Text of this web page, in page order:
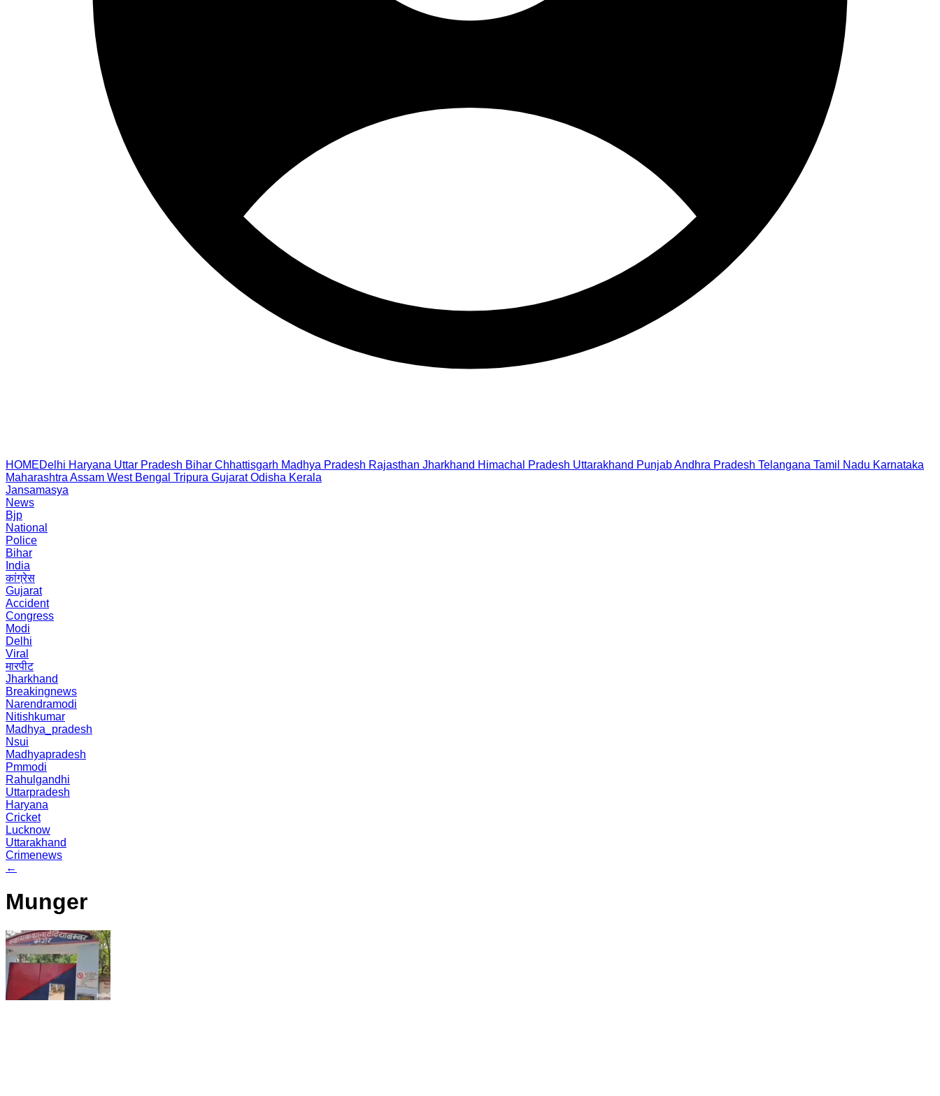
HOMEDelhi Haryana Uttar Pradesh Bihar Chhattisgarh Madhya Pradesh Rajasthan Jharkhand Himachal Pradesh Uttarakhand PunjabAndhra Pradesh Telangana Tamil Nadu Karnataka
Maharashtra Assam West Bengal Tripura Gujarat Odisha Kerala
Jansamasya
News
Bjp
National
Police
Bihar
India
कांग्रेस
Gujarat
Accident
Congress
Modi
Delhi
Viral
मारपीट
Jharkhand
Breakingnews
Narendramodi
Nitishkumar
Madhya_pradesh
Nsui
Madhyapradesh
Pmmodi
Rahulgandhi
Uttarpradesh
Haryana
Cricket
Lucknow
Uttarakhand
Crimenews
←
Munger